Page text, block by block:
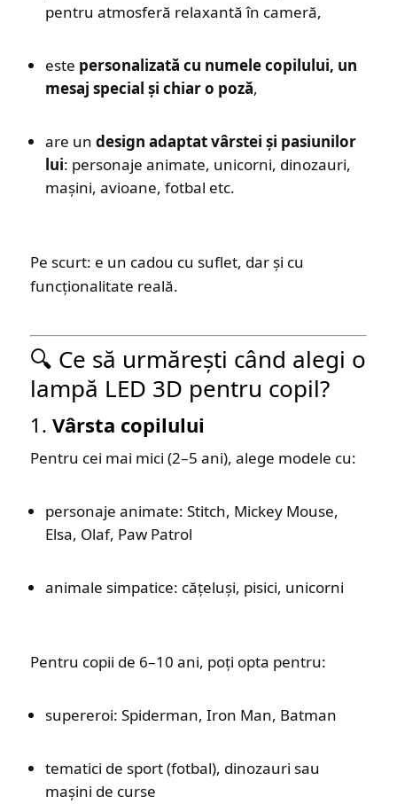
pentru atmosferă relaxantă în cameră,
este personalizată cu numele copilului, un
mesaj special și chiar o poză,
are un design adaptat vârstei și pasiunilor
lui: personaje animate, unicorni, dinozauri,
mașini, avioane, fotbal etc.
Pe scurt: e un cadou cu suflet, dar și cu
funcționalitate reală.
🔍 Ce să urmărești când alegi o
lampă LED 3D pentru copil?
1. Vârsta copilului
Pentru cei mai mici (2–5 ani), alege modele cu:
personaje animate: Stitch, Mickey Mouse,
Elsa, Olaf, Paw Patrol
animale simpatice: cățeluși, pisici, unicorni
Pentru copii de 6–10 ani, poți opta pentru:
supereroi: Spiderman, Iron Man, Batman
tematici de sport (fotbal), dinozauri sau
mașini de curse